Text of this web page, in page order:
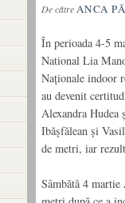
De cătreANCA
În perioada 4-5
National Lia
Naționale indoor
au devenit
Alexandra Hudea
Ibășfălean și
de metri, iar
Sâmbătă 4 martie